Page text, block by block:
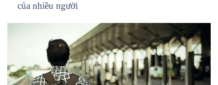
của nhiều người